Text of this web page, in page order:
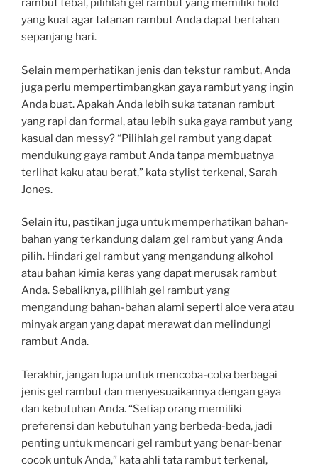
rambut tebal, pilihlah gel rambut yang memiliki hold
yang kuat agar tatanan rambut Anda dapat bertahan
sepanjang hari.
Selain memperhatikan jenis dan tekstur rambut, Anda
juga perlu mempertimbangkan gaya rambut yang ingin
Anda buat. Apakah Anda lebih suka tatanan rambut
yang rapi dan formal, atau lebih suka gaya rambut yang
kasual dan messy? “Pilihlah gel rambut yang dapat
mendukung gaya rambut Anda tanpa membuatnya
terlihat kaku atau berat,” kata stylist terkenal, Sarah
Jones.
Selain itu, pastikan juga untuk memperhatikan bahan-
bahan yang terkandung dalam gel rambut yang Anda
pilih. Hindari gel rambut yang mengandung alkohol
atau bahan kimia keras yang dapat merusak rambut
Anda. Sebaliknya, pilihlah gel rambut yang
mengandung bahan-bahan alami seperti aloe vera atau
minyak argan yang dapat merawat dan melindungi
rambut Anda.
Terakhir, jangan lupa untuk mencoba-coba berbagai
jenis gel rambut dan menyesuaikannya dengan gaya
dan kebutuhan Anda. “Setiap orang memiliki
preferensi dan kebutuhan yang berbeda-beda, jadi
penting untuk mencari gel rambut yang benar-benar
cocok untuk Anda,” kata ahli tata rambut terkenal,